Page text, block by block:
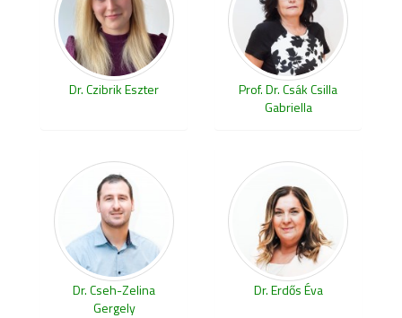
Dr. Czibrik Eszter
Prof. Dr. Csák Csilla
Gabriella
Dr. Cseh-Zelina
Gergely
Dr. Erdős Éva